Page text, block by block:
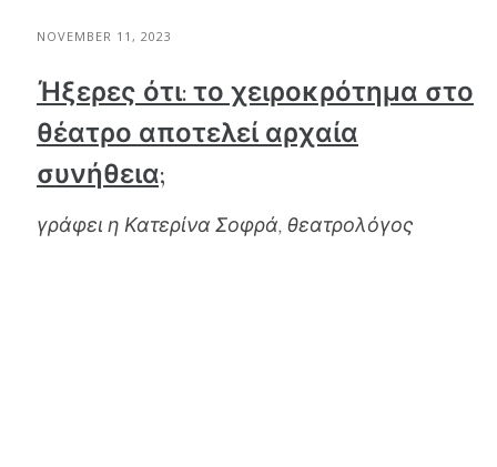
NOVEMBER 11, 2023
Ήξερες ότι: το χειροκρότημα στο
θέατρο αποτελεί αρχαία
συνήθεια;
γράφει η Κατερίνα Σοφρά, θεατρολόγος